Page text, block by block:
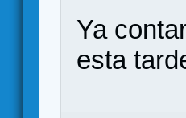
Ya
esta